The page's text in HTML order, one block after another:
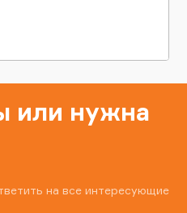
или нужна
на все интересующие